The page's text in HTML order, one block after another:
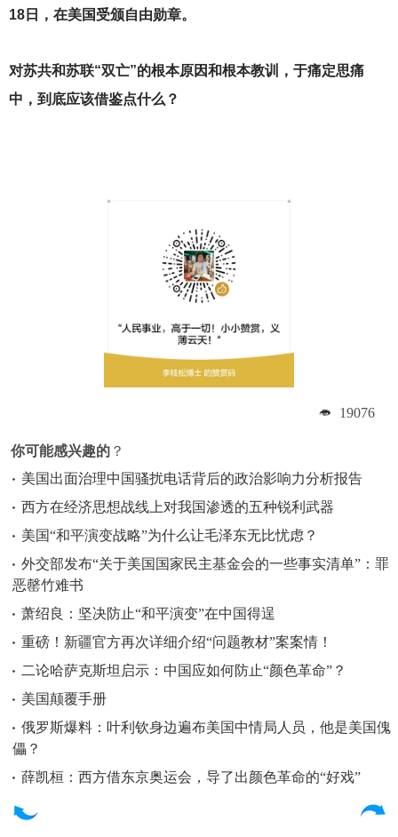
18日，在美国受颁自由勋章。
对苏共和苏联“双亡”的根本原因和根本教训，于痛定思痛
中，到底应该借鉴点什么？
19076
你可能感兴趣的 ？
美国出面治理中国骚扰电话背后的政治影响力分析报告
西方在经济思想战线上对我国渗透的五种锐利武器
美国“和平演变战略”为什么让毛泽东无比忧虑？
外交部发布“关于美国国家民主基金会的一些事实清单”：罪
恶罄竹难书
萧绍良：坚决防止“和平演变”在中国得逞
重磅！新疆官方再次详细介绍“问题教材”案案情！
二论哈萨克斯坦启示：中国应如何防止“颜色革命”？
美国颠覆手册
俄罗斯爆料：叶利钦身边遍布美国中情局人员，他是美国傀
儡？
薛凯桓：西方借东京奥运会，导了出颜色革命的“好戏”